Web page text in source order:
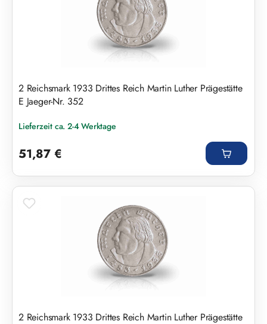
2 Reichsmark 1933 Drittes Reich Martin Luther Prägestätte
E Jaeger-Nr. 352
Lieferzeit ca. 2-4 Werktage
51,87 €
2 Reichsmark 1933 Drittes Reich Martin Luther Prägestätte